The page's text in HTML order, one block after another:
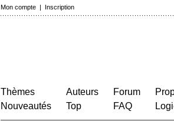
Mon compte | Inscription
Thèmes
Nouveautés
Auteurs
Top
Forum
FAQ